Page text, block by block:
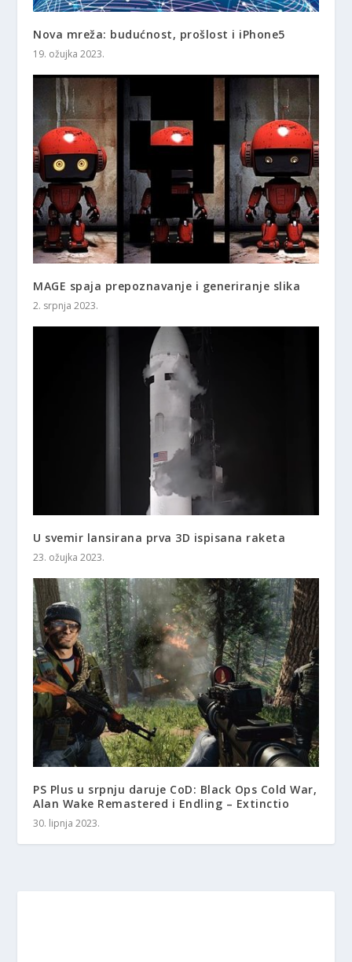
Nova mreža: budućnost, prošlost i iPhone5
19. ožujka 2023.
MAGE spaja prepoznavanje i generiranje slika
2. srpnja 2023.
U svemir lansirana prva 3D ispisana raketa
23. ožujka 2023.
PS Plus u srpnju daruje CoD: Black Ops Cold War,
Alan Wake Remastered i Endling – Extinctio
30. lipnja 2023.